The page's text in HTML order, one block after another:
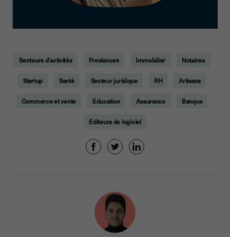
Secteurs d'activités Freelances Immobilier Notaires
Startup Santé Secteur juridique RH Artisans
Commerce et vente Education Assurance Banque
Editeurs de logiciel